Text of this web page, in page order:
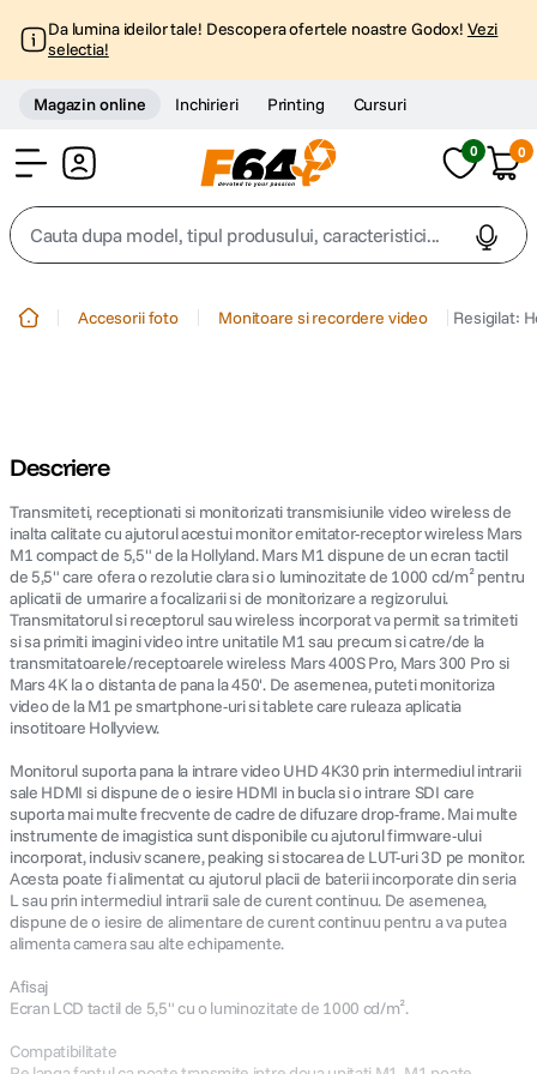
Da lumina ideilor tale! Descopera ofertele noastre Godox! Vezi
selectia!
Magazin online Inchirieri Printing Cursuri
0 0
Cauta dupa model, tipul produsului, caracteristici...
3. trepied telefon
4. peak design
5 canon sx740 hs
6. lavaliera
7. card memorie
dji mic mini
9 dji osmo
10. insta 360
Accesorii foto Monitoare si recordere video Resigilat:
Descriere
Transmiteti, receptionati si monitorizati transmisiunile video wireless de
inalta calitate cu ajutorul acestui monitor emitator-receptor wireless Mars
M1 compact de 5,5" de la Hollyland. Mars M1 dispune de un ecran tactil
de 5,5" care ofera o rezolutie clara si o luminozitate de 1000 cd/m² pentru
aplicatii de urmarire a focalizarii si de monitorizare a regizorului.
Transmitatorul si receptorul sau wireless incorporat va permit sa trimiteti
si sa primiti imagini video intre unitatile M1 sau precum si catre/de la
transmitatoarele/receptoarele wireless Mars 400S Pro, Mars 300 Pro si
Mars 4K la o distanta de pana la 450'. De asemenea, puteti monitoriza
video de la M1 pe smartphone-uri si tablete care ruleaza aplicatia
insotitoare Hollyview.
Monitorul suporta pana la intrare video UHD 4K30 prin intermediul intrarii
sale HDMI si dispune de o iesire HDMI in bucla si o intrare SDI care
suporta mai multe frecvente de cadre de difuzare drop-frame. Mai multe
instrumente de imagistica sunt disponibile cu ajutorul firmware-ului
incorporat, inclusiv scanere, peaking si stocarea de LUT-uri 3D pe monitor.
Acesta poate fi alimentat cu ajutorul placii de baterii incorporate din seria
L sau prin intermediul intrarii sale de curent continuu. De asemenea,
dispune de o iesire de alimentare de curent continuu pentru a va putea
alimenta camera sau alte echipamente.
Afisaj
Ecran LCD tactil de 5,5" cu o luminozitate de 1000 cd/m².
Compatibilitate